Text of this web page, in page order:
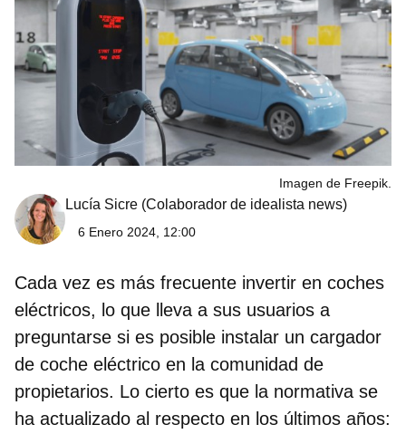
Imagen de Freepik.
Lucía Sicre (Colaborador de idealista news)
6 Enero 2024, 12:00
Cada vez es más frecuente invertir en coches
eléctricos, lo que lleva a sus usuarios a
preguntarse si es posible instalar un cargador
de coche eléctrico en la comunidad de
propietarios. Lo cierto es que la normativa se
ha actualizado al respecto en los últimos años: